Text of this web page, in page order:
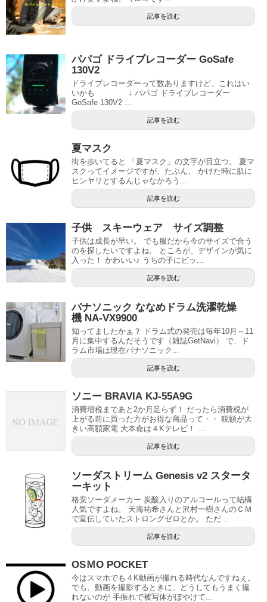
記事を読む
パパゴ ドライブレコーダー GoSafe
130V2
ドライブレコーダーって数ありますけど、これはい
いかも ↓ パパゴ ドライブレコーダー
GoSafe 130V2 ...
記事を読む
夏マスク
街を歩いてると 「夏マスク」の文字が目立つ。 夏マ
スクってイメージですが、たぶん、 かけた時に肌に
ヒンヤリとするんじゃなかろう...
記事を読む
子供 スキーウェア サイズ調整
子供は成長が早い。 でも服だから今のサイズで合う
のを探したいですよね。 ところが、デザインが気に
入った！ かわいい♪ うちの子にピッ...
記事を読む
パナソニック ななめドラム洗濯乾燥
機 NA-VX9900
知ってましたかぁ？ ドラム式の発売は毎年10月～11
月に集中するんだそうです（雑誌GetNavi） で、ド
ラム市場は現在パナソニック...
記事を読む
ソニー BRAVIA KJ-55A9G
消費増税まであと2か月足らず！ だったら消費税が
上がる前に買った方がお得な商品って・・ 税額が大
きい高額家電 大本命は４Kテレビ！ ...
記事を読む
ソーダストリーム Genesis v2 スタータ
ーキット
格安ソーダメーカー 炭酸入りのアルコールって結構
人気ですよね。 天海祐希さんと沢村一樹さんのＣＭ
で宣伝していたストロングゼロとか。 ただ...
記事を読む
OSＭO POCKET
今はスマホでも４K動画が撮れる時代なんですねぇ。
でも、動画を撮影するときに、どうしてもうまく撮
れないのが 手振れで被写体がぼやけて...